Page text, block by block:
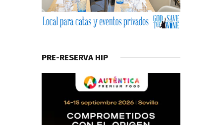
PRE-RESERVA HIP